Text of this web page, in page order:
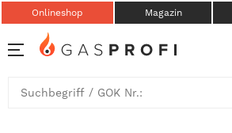
Onlineshop Magazin